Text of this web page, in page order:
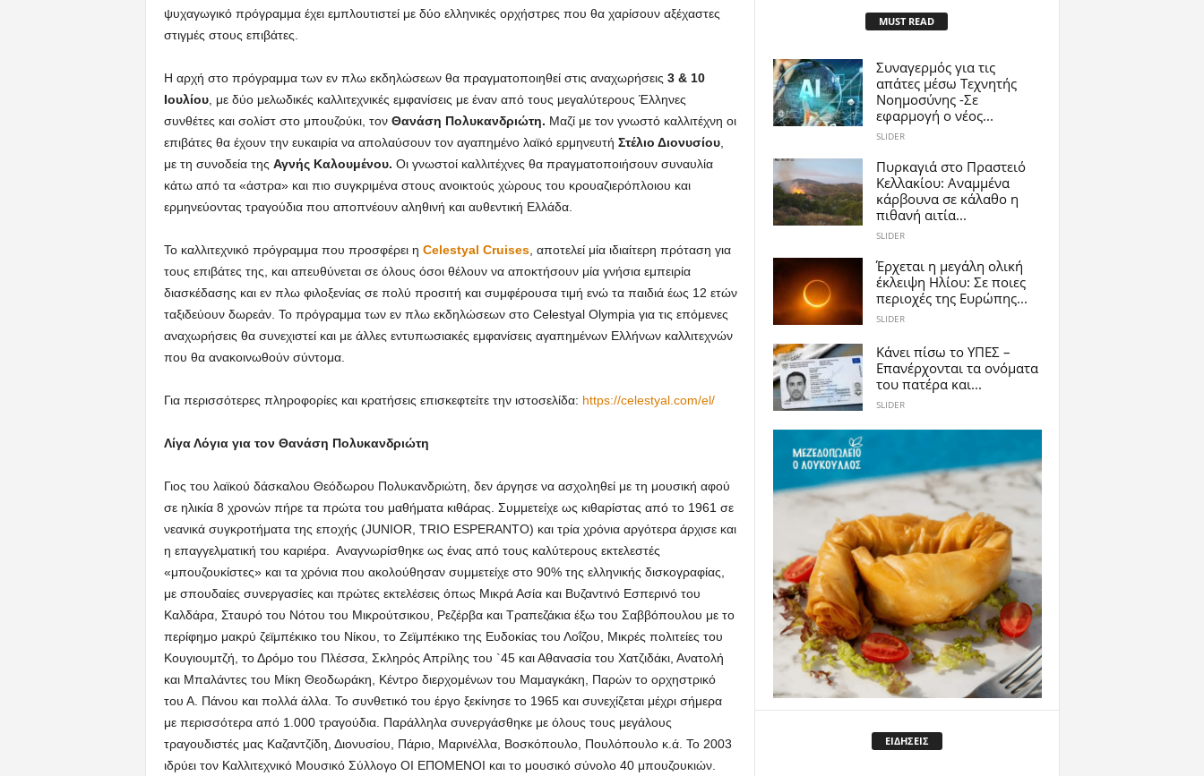
ψυχαγωγικό πρόγραμμα έχει εμπλουτιστεί με δύο ελληνικές ορχήστρες που θα χαρίσουν αξέχαστες
στιγμές στους επιβάτες.
Η αρχή στο πρόγραμμα των εν πλω εκδηλώσεων θα πραγματοποιηθεί στις αναχωρήσεις 3 & 10
Ιουλίου, με δύο μελωδικές καλλιτεχνικές εμφανίσεις με έναν από τους μεγαλύτερους Έλληνες
συνθέτες και σολίστ στο μπουζούκι, τον Θανάση Πολυκανδριώτη. Μαζί με τον γνωστό καλλιτέχνη οι
επιβάτες θα έχουν την ευκαιρία να απολαύσουν τον αγαπημένο λαϊκό ερμηνευτή Στέλιο Διονυσίου,
με τη συνοδεία της Αγνής Καλουμένου. Οι γνωστοί καλλιτέχνες θα πραγματοποιήσουν συναυλία
κάτω από τα «άστρα» και πιο συγκριμένα στους ανοικτούς χώρους του κρουαζιερόπλοιου και
ερμηνεύοντας τραγούδια που αποπνέουν αληθινή και αυθεντική Ελλάδα.
Το καλλιτεχνικό πρόγραμμα που προσφέρει η Celestyal Cruises, αποτελεί μία ιδιαίτερη πρόταση για
τους επιβάτες της, και απευθύνεται σε όλους όσοι θέλουν να αποκτήσουν μία γνήσια εμπειρία
διασκέδασης και εν πλω φιλοξενίας σε πολύ προσιτή και συμφέρουσα τιμή ενώ τα παιδιά έως 12 ετών
ταξιδεύουν δωρεάν. Το πρόγραμμα των εν πλω εκδηλώσεων στο Celestyal Olympia για τις επόμενες
αναχωρήσεις θα συνεχιστεί και με άλλες εντυπωσιακές εμφανίσεις αγαπημένων Ελλήνων καλλιτεχνών
που θα ανακοινωθούν σύντομα.
Για περισσότερες πληροφορίες και κρατήσεις επισκεφτείτε την ιστοσελίδα: https://celestyal.com/el/
Λίγα Λόγια για τον Θανάση Πολυκανδριώτη
Γιος του λαϊκού δάσκαλου Θεόδωρου Πολυκανδριώτη, δεν άργησε να ασχοληθεί με τη μουσική αφού
σε ηλικία 8 χρονών πήρε τα πρώτα του μαθήματα κιθάρας. Συμμετείχε ως κιθαρίστας από το 1961 σε
νεανικά συγκροτήματα της εποχής (JUNIOR, TRIO ESPERANTO) και τρία χρόνια αργότερα άρχισε και
η επαγγελματική του καριέρα. Αναγνωρίσθηκε ως ένας από τους καλύτερους εκτελεστές
«μπουζουκίστες» και τα χρόνια που ακολούθησαν συμμετείχε στο 90% της ελληνικής δισκογραφίας,
με σπουδαίες συνεργασίες και πρώτες εκτελέσεις όπως Μικρά Ασία και Βυζαντινό Εσπερινό του
Καλδάρα, Σταυρό του Νότου του Μικρούτσικου, Ρεζέρβα και Τραπεζάκια έξω του Σαββόπουλου με το
περίφημο μακρύ ζεϊμπέκικο του Νίκου, το Ζεϊμπέκικο της Ευδοκίας του Λοΐζου, Μικρές πολιτείες του
Κουγιουμτζή, το Δρόμο του Πλέσσα, Σκληρός Απρίλης του `45 και Αθανασία του Χατζιδάκι, Ανατολή
και Μπαλάντες του Μίκη Θεοδωράκη, Κέντρο διερχομένων του Μαμαγκάκη, Παρών το ορχηστρικό
του Α. Πάνου και πολλά άλλα. Το συνθετικό του έργο ξεκίνησε το 1965 και συνεχίζεται μέχρι σήμερα
με περισσότερα από 1.000 τραγούδια. Παράλληλα συνεργάσθηκε με όλους τους μεγάλους
τραγουδιστές μας Καζαντζίδη, Διονυσίου, Πάριο, Μαρινέλλα, Βοσκόπουλο, Πουλόπουλο κ.ά. Το 2003
ιδρύει τον Καλλιτεχνικό Μουσικό Σύλλογο ΟΙ ΕΠΟΜΕΝΟΙ και το μουσικό σύνολο 40 μπουζουκιών.
MUST READ
Συναγερμός για τις
απάτες μέσω Τεχνητής
Νοημοσύνης -Σε
εφαρμογή ο νέος...
SLIDER
Πυρκαγιά στο Πραστειό
Κελλακίου: Αναμμένα
κάρβουνα σε κάλαθο η
πιθανή αιτία...
SLIDER
Έρχεται η μεγάλη ολική
έκλειψη Ηλίου: Σε ποιες
περιοχές της Ευρώπης...
SLIDER
Κάνει πίσω το ΥΠΕΣ –
Επανέρχονται τα ονόματα
του πατέρα και...
SLIDER
ΕΙΔΗΣΕΙΣ